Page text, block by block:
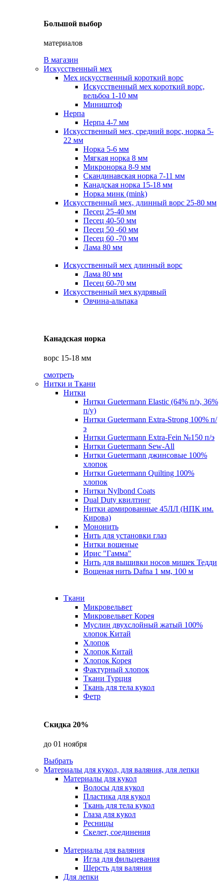
Большой выбор
материалов
В магазин
Искусственный мех
Мех искусственный короткий ворс
Искусственный мех короткий ворс,
вельбоа 1-10 мм
Миништоф
Нерпа
Нерпа 4-7 мм
Искусственный мех, средний ворс, норка 5-
22 мм
Норка 5-6 мм
Мягкая норка 8 мм
Микронорка 8-9 мм
Скандинавская норка 7-11 мм
Канадская норка 15-18 мм
Норка минк (mink)
Искусственный мех, длинный ворс 25-80 мм
Песец 25-40 мм
Песец 40-50 мм
Песец 50 -60 мм
Песец 60 -70 мм
Лама 80 мм
Искусственный мех длинный ворс
Лама 80 мм
Песец 60-70 мм
Искусственный мех кудрявый
Овчина-альпака
Канадская норка
ворс 15-18 мм
смотреть
Нитки и Ткани
Нитки
Нитки Guetermann Elastic (64% п/э, 36%
п/у)
Нитки Guetermann Extra-Strong 100% п/
э
Нитки Guetermann Extra-Fein №150 п/э
Нитки Guetermann Sew-All
Нитки Guetermann джинсовые 100%
хлопок
Нитки Guetermann Quilting 100%
хлопок
Нитки Nylbond Coats
Dual Duty квилтинг
Нитки армированные 45ЛЛ (НПК им.
Кирова)
Мононить
Нить для установки глаз
Нитки вощеные
Ирис "Гамма"
Нить для вышивки носов мишек Тедди
Вощеная нить Dafna 1 мм, 100 м
Ткани
Микровельвет
Микровельвет Корея
Муслин двухслойный жатый 100%
хлопок Китай
Хлопок
Хлопок Китай
Хлопок Корея
Фактурный хлопок
Ткани Турция
Ткань для тела кукол
Фетр
Скидка 20%
до 01 ноября
Выбрать
Материалы для кукол, для валяния, для лепки
Материалы для кукол
Волосы для кукол
Пластика для кукол
Ткань для тела кукол
Глаза для кукол
Ресницы
Скелет, соединения
Материалы для валяния
Игла для фильцевания
Шерсть для валяния
Для лепки